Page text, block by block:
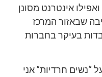
אינטרנט מסונן
שבאזור המרכז
בעיקר בחברות
“נשים חרדיות” אני